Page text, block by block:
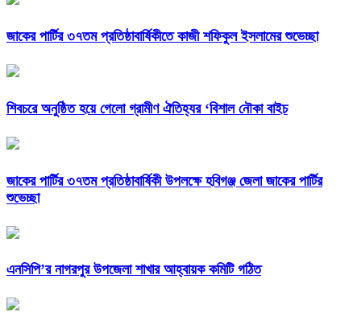
জাকের পার্টির ৩৭তম প্রতিষ্ঠাবার্ষিকীতে কাজী শফিকুল ইসলামের শুভেচ্ছা
শিবচরে অনুষ্ঠিত হয়ে গেলো গ্রামীণ ঐতিহ্যর ‘বিশাল নৌকা বাইচ
জাকের পার্টির ৩৭তম প্রতিষ্ঠাবার্ষিকী উপলক্ষে হবিগঞ্জ জেলা জাকের পার্টির
শুভেচ্ছা
এনসিপি’র নাগরপুর উপজেলা শাখার আহ্বায়ক কমিটি গঠিত